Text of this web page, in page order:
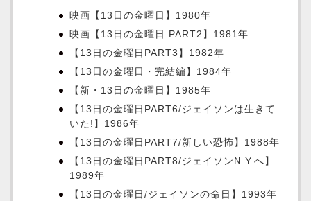
映画【13日の金曜日】1980年
映画【13日の金曜日 PART2】1981年
【13日の金曜日PART3】1982年
【13日の金曜日・完結編】1984年
【新・13日の金曜日】1985年
【13日の金曜日PART6/ジェイソンは生きて
いた!】1986年
【13日の金曜日PART7/新しい恐怖】1988年
【13日の金曜日PART8/ジェイソンN.Y.へ】
1989年
【13日の金曜日/ジェイソンの命日】1993年